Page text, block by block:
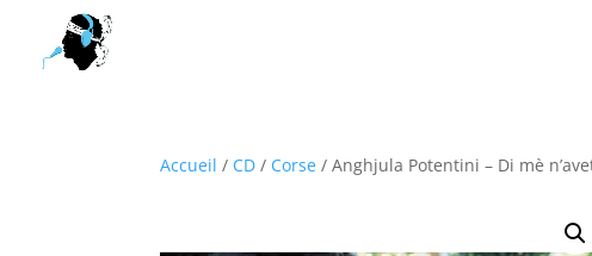
Accueil / CD / Corse / Anghjula Potentini – Di mè